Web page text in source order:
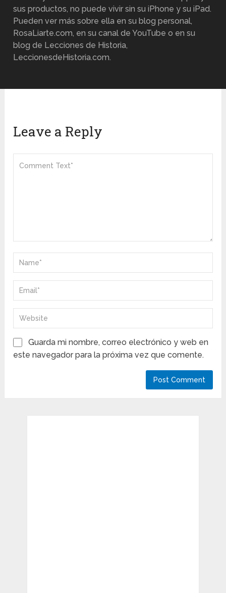
sus productos, no puede vivir sin su iPhone y su iPad.
Pueden ver más sobre ella en su blog personal,
RosaLiarte.com, en su canal de YouTube o en su
blog de Lecciones de Historia,
LeccionesdeHistoria.com.
Leave a Reply
Guarda mi nombre, correo electrónico y web en
este navegador para la próxima vez que comente.